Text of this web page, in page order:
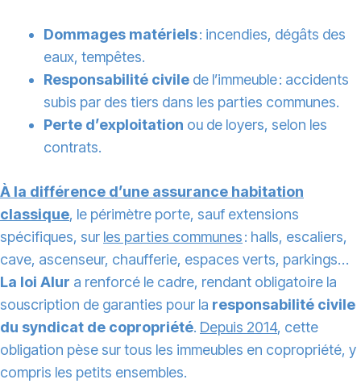
Dommages matériels: incendies, dégâts des
eaux, tempêtes.
Responsabilité civile de l’immeuble : accidents
subis par des tiers dans les parties communes.
Perte d’exploitation ou de loyers, selon les
contrats.
À la différence d’une assurance habitation
classique, le périmètre porte, sauf extensions
spécifiques, sur les parties communes: halls, escaliers,
cave, ascenseur, chaufferie, espaces verts, parkings…
La loi Alur a renforcé le cadre, rendant obligatoire la
souscription de garanties pour la responsabilité civile
du syndicat de copropriété. Depuis 2014, cette
obligation pèse sur tous les immeubles en copropriété, y
compris les petits ensembles.